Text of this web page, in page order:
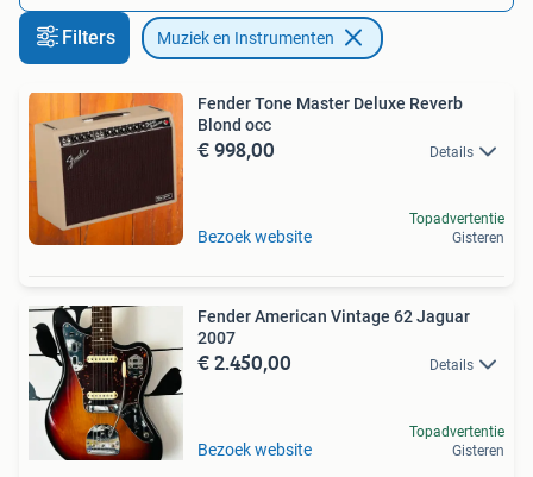
Filters Muziek en Instrumenten
Fender Tone Master Deluxe Reverb
Blond occ
€ 998,00 Details
Bezoek website
Topadvertentie
Gisteren
Fender American Vintage 62 Jaguar
2007
€ 2.450,00 Details
Bezoek website
Topadvertentie
Gisteren